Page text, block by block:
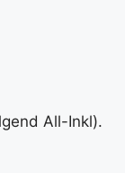
All-Inkl).